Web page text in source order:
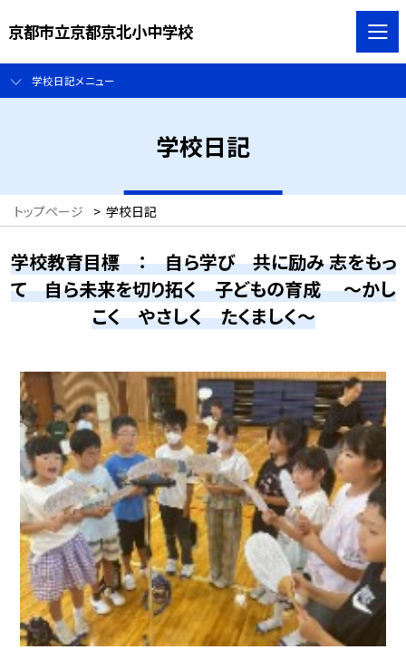
京都市立京都京北小中学校
学校日記メニュー
学校日記
トップページ > 学校日記
学校教育目標 ： 自ら学び 共に励み 志をもっ
て 自ら未来を切り拓く 子どもの育成 ～かし
こく やさしく たくましく～